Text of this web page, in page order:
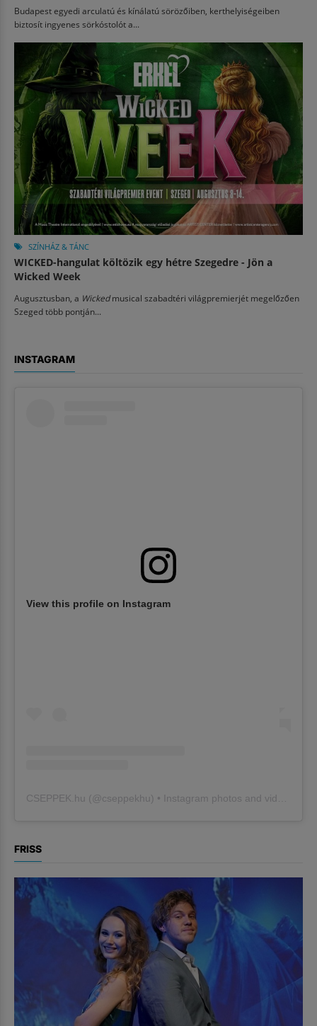
Budapest egyedi arculatú és kínálatú sörözőiben, kerthelyiségeiben
biztosít ingyenes sörkóstolót a...
SZÍNHÁZ & TÁNC
WICKED-hangulat költözik egy hétre Szegedre - Jön a
Wicked Week
Augusztusban, a Wickedmusical szabadtéri világpremierjét megelőzően
Szeged több pontján...
INSTAGRAM
View this profile on Instagram
CSEPPEK.hu (@cseppekhu ) • Instagram photos and videos
FRISS